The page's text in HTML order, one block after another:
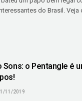
do Brasil. Veja
Sons: o Pentangle é
11/2019